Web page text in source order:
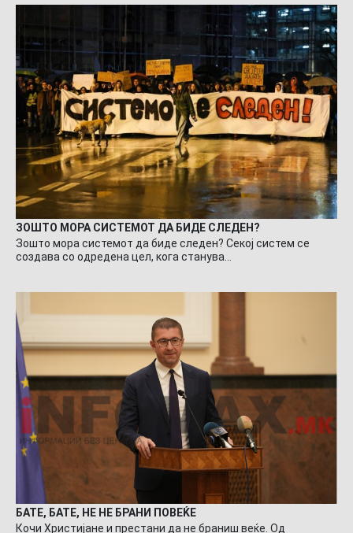
ЗОШТО МОРА СИСТЕМОТ ДА БИДЕ СЛЕДЕН?
Зошто мора системот да биде следен? Секој систем се
создава со одредена цел, кога станува…
БАТЕ, БАТЕ, НЕ НЕ БРАНИ ПОВЕЌЕ
Кочи Христијане и престани да не браниш веќе. Од